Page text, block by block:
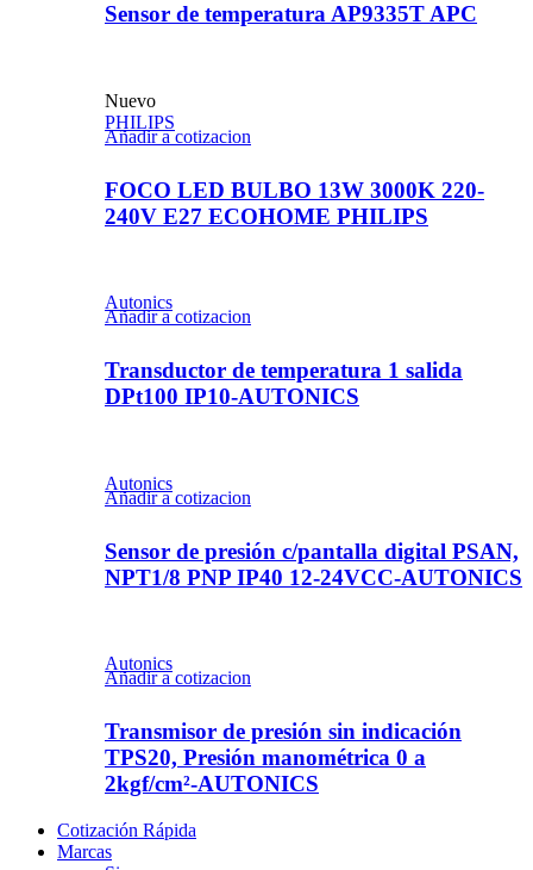
Sensor de temperatura AP9335T APC
Nuevo
PHILIPS
Añadir a cotizacion
FOCO LED BULBO 13W 3000K 220-
240V E27 ECOHOME PHILIPS
Autonics
Añadir a cotizacion
Transductor de temperatura 1 salida
DPt100 IP10-AUTONICS
Autonics
Añadir a cotizacion
Sensor de presión c/pantalla digital PSAN,
NPT1/8 PNP IP40 12-24VCC-AUTONICS
Autonics
Añadir a cotizacion
Transmisor de presión sin indicación
TPS20, Presión manométrica 0 a
2kgf/cm²-AUTONICS
Cotización Rápida
Marcas